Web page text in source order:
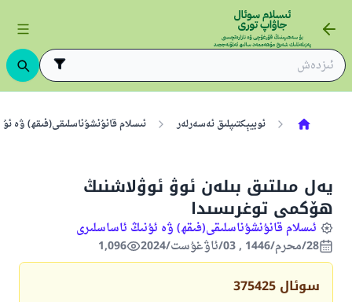
ئوبيېكتىپلىق ئەسەرلەر ئىسلام قانۇنشۇناسلىقى(فىقھ) ۋە
يەل مىلتىق بىلەن ئوۋ ئوۋلاشنىڭ
ھۆكمى توغرىسىدا
ئىسلام قانۇنشۇناسلىقى(فىقھ) ۋە ئۇنىڭ ئاساسلىرى
28/محرم/1446 , 03/ئاۋغۇست/2024
1,096
سوئال 375425